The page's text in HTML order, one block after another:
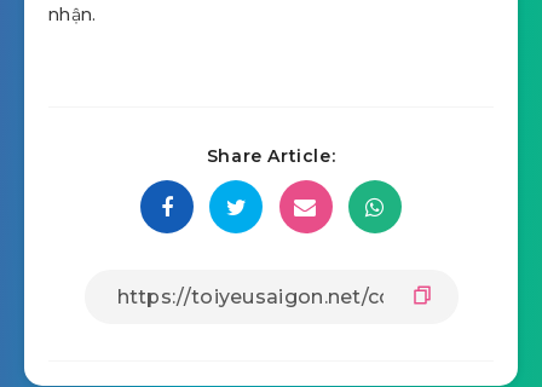
nhận.
Share Article: